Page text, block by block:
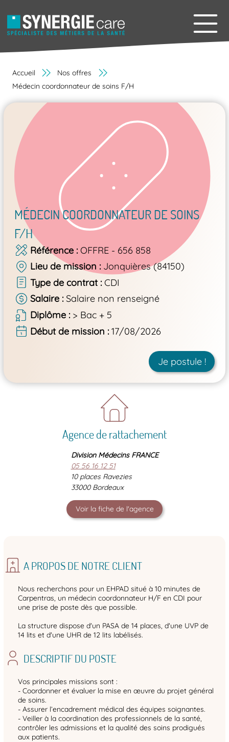
Accueil
Nos offres
Médecin coordonnateur de soins F/H
MÉDECIN COORDONNATEUR DE SOINS
F/H
Référence OFFRE - 656 858
Lieu de mission
Jonquières (84150)
Type de contrat CDI
Salaire Salaire non renseigné
Diplôme
> Bac + 5
Début de mission
17/08/2026
Je postule !
Agence de rattachement
Division Médecins FRANCE
05 56 16 12 51
10 places Ravezies
33000 Bordeaux
Voir la fiche de l'agence
A PROPOS DE NOTRE CLIENT
Nous recherchons pour un EHPAD situé à 10 minutes de
Carpentras, un médecin coordonnateur H/F en CDI pour
une prise de poste dès que possible.
La structure dispose d'un PASA de 14 places, d'une UVP de
14 lits et d'une UHR de 12 lits labélisés.
DESCRIPTIF DU POSTE
Vos principales missions sont :
- Coordonner et évaluer la mise en œuvre du projet général
de soins.
- Assurer l’encadrement médical des équipes soignantes.
- Veiller à la coordination des professionnels de la santé,
contrôler les admissions et la qualité des soins prodigués
aux patients.